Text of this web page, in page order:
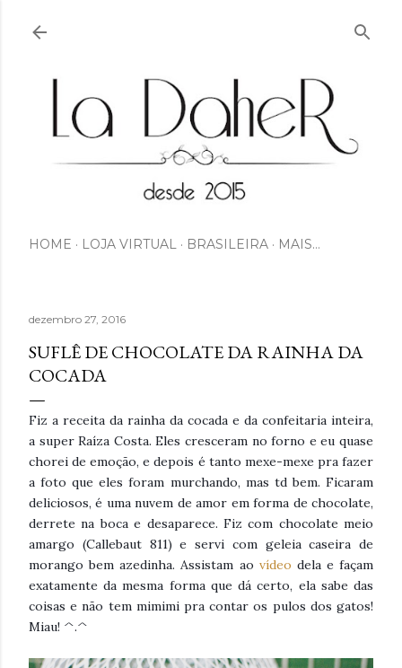
HOME LOJA VIRTUAL BRASILEIRA MAIS…
dezembro 27, 2016
SUFLÊ DE CHOCOLATE DA RAINHA DA
COCADA
Fiz a receita da rainha da cocada e da confeitaria inteira,
a super Raíza Costa. Eles cresceram no forno e eu quase
chorei de emoção, e depois é tanto mexe-mexe pra fazer
a foto que eles foram murchando, mas td bem. Ficaram
deliciosos, é uma nuvem de amor em forma de chocolate,
derrete na boca e desaparece. Fiz com chocolate meio
amargo (Callebaut 811) e servi com geleia caseira de
morango bem azedinha. Assistam ao vídeo dela e façam
exatamente da mesma forma que dá certo, ela sabe das
coisas e não tem mimimi pra contar os pulos dos gatos!
Miau! ^.^